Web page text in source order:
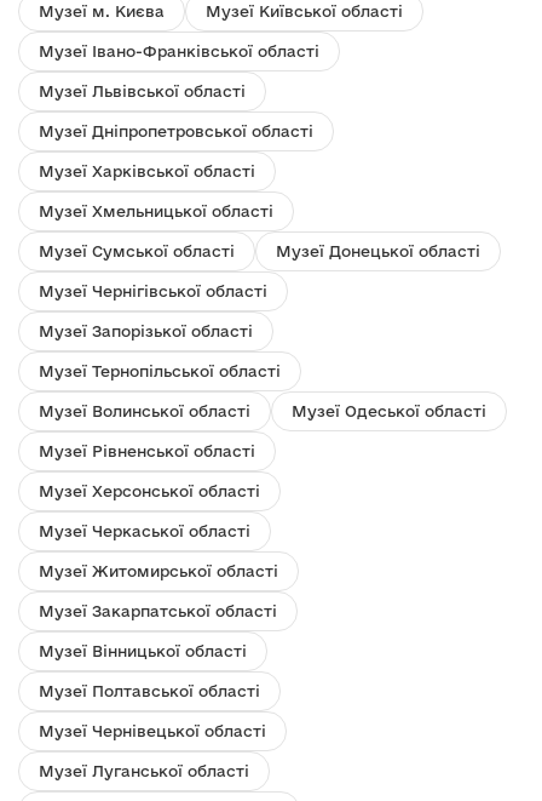
Музеї м. Києва Музеї Київської області
Музеї Івано-Франківської області
Музеї Львівської області
Музеї Дніпропетровської області
Музеї Харківської області
Музеї Хмельницької області
Музеї Сумської області Музеї Донецької області
Музеї Чернігівської області
Музеї Запорізької області
Музеї Тернопільської області
Музеї Волинської області Музеї Одеської області
Музеї Рівненської області
Музеї Херсонської області
Музеї Черкаської області
Музеї Житомирської області
Музеї Закарпатської області
Музеї Вінницької області
Музеї Полтавської області
Музеї Чернівецької області
Музеї Луганської області